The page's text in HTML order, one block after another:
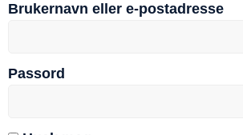
Brukernavn eller e-postadresse
Passord